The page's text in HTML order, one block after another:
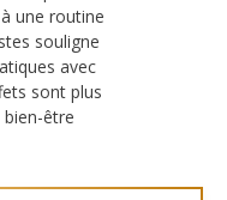
une routine
souligne
avec
sont plus
être